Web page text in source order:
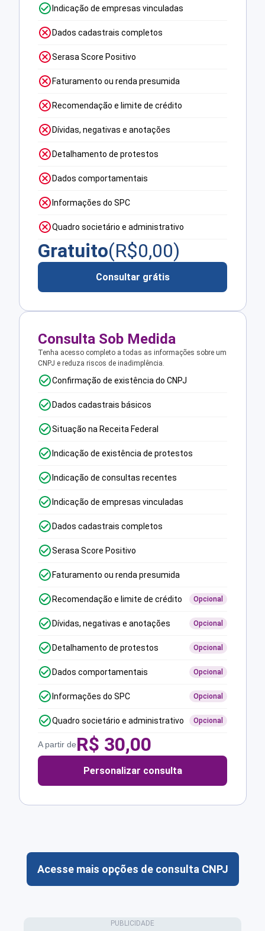
Indicação de empresas vinculadas
Dados cadastrais completos
Serasa Score Positivo
Faturamento ou renda presumida
Recomendação e limite de crédito
Dívidas, negativas e anotações
Detalhamento de protestos
Dados comportamentais
Informações do SPC
Quadro societário e administrativo
Gratuito(R$0,00)
Consultar grátis
Consulta Sob Medida
Tenha acesso completo a todas as informações sobre um
CNPJ e reduza riscos de inadimplência.
Confirmação de existência do CNPJ
Dados cadastrais básicos
Situação na Receita Federal
Indicação de existência de protestos
Indicação de consultas recentes
Indicação de empresas vinculadas
Dados cadastrais completos
Serasa Score Positivo
Faturamento ou renda presumida
Recomendação e limite de crédito Opcional
Dívidas, negativas e anotações Opcional
Detalhamento de protestos Opcional
Dados comportamentais Opcional
Informações do SPC Opcional
Quadro societário e administrativo Opcional
A partir deR$ 30,00
Personalizar consulta
Acesse mais opções de consulta CNPJ